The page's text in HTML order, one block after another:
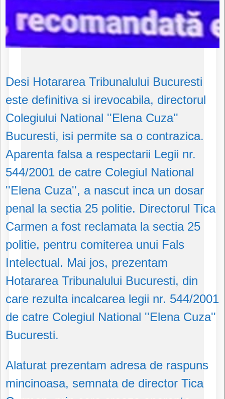
Desi Hotararea Tribunalului Bucuresti
este definitiva si irevocabila, directorul
Colegiului National ''Elena Cuza''
Bucuresti, isi permite sa o contrazica.
Aparenta falsa a respectarii Legii nr.
544/2001 de catre Colegiul National
''Elena Cuza'', a nascut inca un dosar
penal la sectia 25 politie. Directorul Tica
Carmen a fost reclamata la sectia 25
politie, pentru comiterea unui Fals
Intelectual. Mai jos, prezentam
Hotararea Tribunalului Bucuresti, din
care rezulta incalcarea legii nr. 544/2001
de catre Colegiul National ''Elena Cuza''
Bucuresti.
Alaturat prezentam adresa de raspuns
mincinoasa, semnata de director Tica